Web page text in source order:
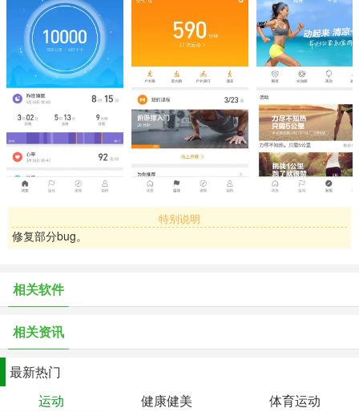
• 精准记录每次运动
支持跑步、骑行、健走和丰富的减脂、塑型等健身训练内容；
每次运动都能获得专业的运动姿态和心率分析，让运动更加科学有
效；
• 贴心的睡眠管家
深入分析影响睡眠质量的各种因素，并给出改善建议；
• 全面评测身体状态
通过小米体脂秤检测10项身体成分数据，让减肥更科学，同时也更早
发现影响身体健康的风险；
无声闹钟振动唤醒自己，无需打扰枕边人；
息；
• 发现更多乐趣
特别说明
修复部分bug。
相关软件
相关资讯
最新热门
运动
健康健美 体育运动